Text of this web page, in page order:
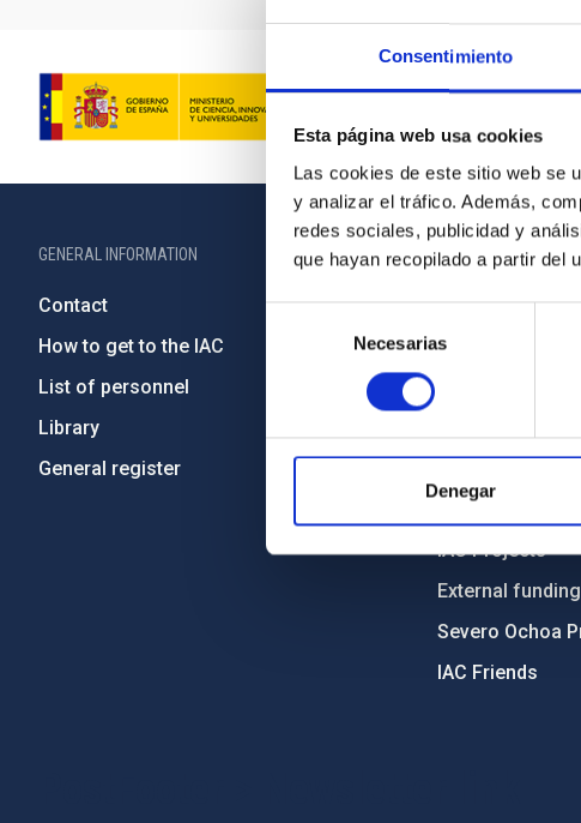
Consentimiento
Esta página web usa cookies
Las cookies de este sitio web se
y analizar el tráfico. Además,
redes sociales, publicidad y
que hayan recopilado a partir del
consentimiento
Necesarias
Denegar
GENERAL INFORMATION
Contact
How to get to the IAC
List of personnel
Library
General register
ABOUT THE IAC
Legislation
Transparency
Code of ethics
Environment
Forever IAC
IAC Projects
External funding
Severo Ochoa
IAC Friends